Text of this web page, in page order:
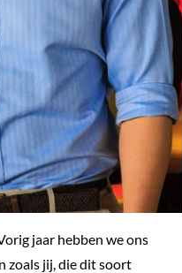
jaar hebben we ons
zoals jij, die dit soort